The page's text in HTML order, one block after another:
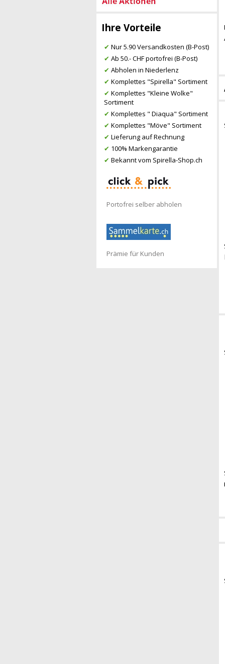
Ihre Vorteile
✔ Nur 5.90 Versandkosten (B-Post)
✔ Ab 50.- CHF portofrei (B-Post)
✔ Abholen in Niederlenz
✔ Komplettes "Spirella" Sortiment
✔ Komplettes "Kleine Wolke"
Sortiment
✔ Komplettes " Diaqua" Sortiment
✔ Komplettes "Möve" Sortiment
✔ Lieferung auf Rechnung
✔ 100% Markengarantie
✔ Bekannt vom Spirella-Shop.ch
Portofrei selber abholen
Prämie für Kunden